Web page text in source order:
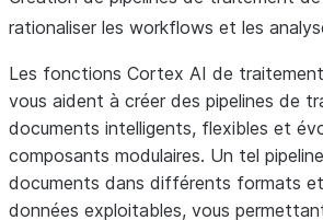
rationaliser les workflows et les
Les fonctions Cortex AI de
vous aident à créer des pipelines de
documents intelligents, flexibles et
composants modulaires. Un tel
documents dans différents formats
données exploitables, vous